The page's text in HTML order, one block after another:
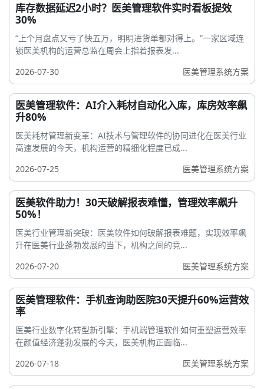
库存数据延迟2小时？医美管理软件实时看板提效
30%
“上个月盘点又亏了快五万，明明进货单都对得上。”一家区域连
锁医美机构的运营总监在周会上指着报表发...
2026-07-30
医美管理系统方案
医美管理软件：AI介入耗材自动化入库，库房效率飙
升80%
医美耗材管理新变革：AI技术与管理软件的协同进化在医美行业
高速发展的今天，机构运营的精细化程度已成...
2026-07-25
医美管理系统方案
医美软件助力！30天破解报表难懂，管理效率飙升
50%！
医美行业管理新突破：医美软件如何破解报表难题，实现效率飙
升在医美行业蓬勃发展的当下，机构之间的竞...
2026-07-20
医美管理系统方案
医美管理软件：手机查询助医院30天提升60%运营效
率
医美行业数字化转型新引擎：手机端管理软件如何重塑运营效率
在颜值经济蓬勃发展的今天，医美机构正面临...
2026-07-18
医美管理系统方案